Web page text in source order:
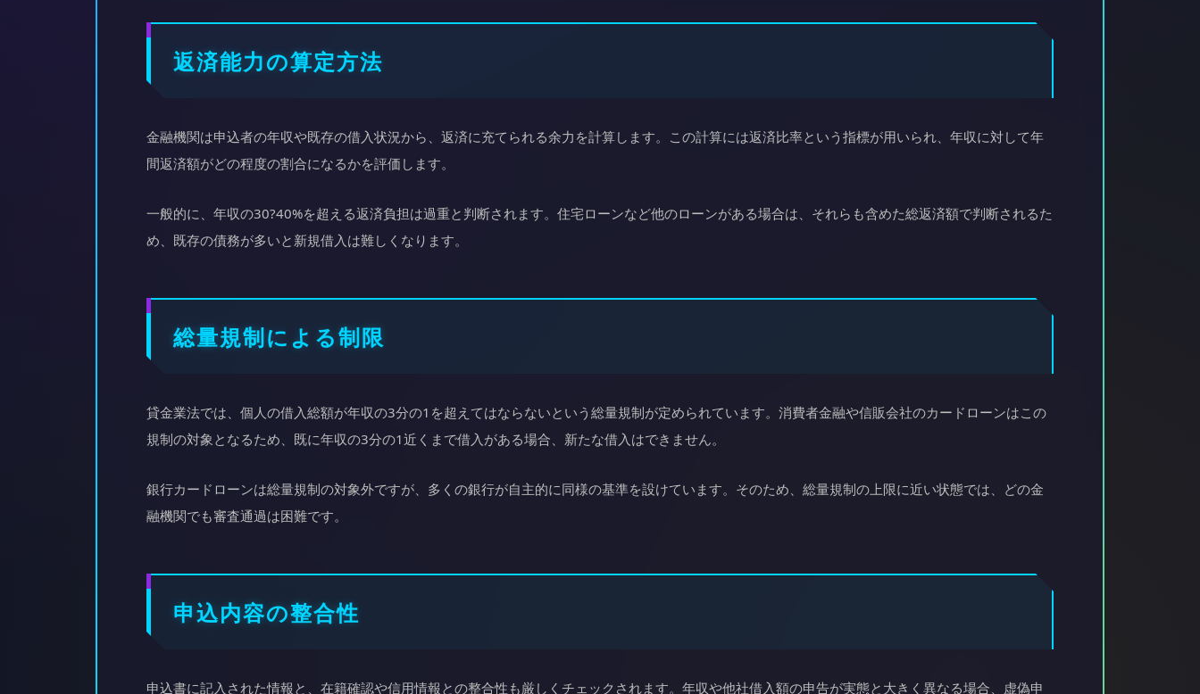
返済能力の算定方法
金融機関は申込者の年収や既存の借入状況から、返済に充てられる余力を計算します。この計算には返済比率という指標が用いられ、年収に対して年
間返済額がどの程度の割合になるかを評価します。
一般的に、年収の30?40%を超える返済負担は過重と判断されます。住宅ローンなど他のローンがある場合は、それらも含めた総返済額で判断されるた
め、既存の債務が多いと新規借入は難しくなります。
総量規制による制限
貸金業法では、個人の借入総額が年収の3分の1を超えてはならないという総量規制が定められています。消費者金融や信販会社のカードローンはこの
規制の対象となるため、既に年収の3分の1近くまで借入がある場合、新たな借入はできません。
銀行カードローンは総量規制の対象外ですが、多くの銀行が自主的に同様の基準を設けています。そのため、総量規制の上限に近い状態では、どの金
融機関でも審査通過は困難です。
申込内容の整合性
申込書に記入された情報と、在籍確認や信用情報との整合性も厳しくチェックされます。年収や他社借入額の申告が実態と大きく異なる場合、虚偽申